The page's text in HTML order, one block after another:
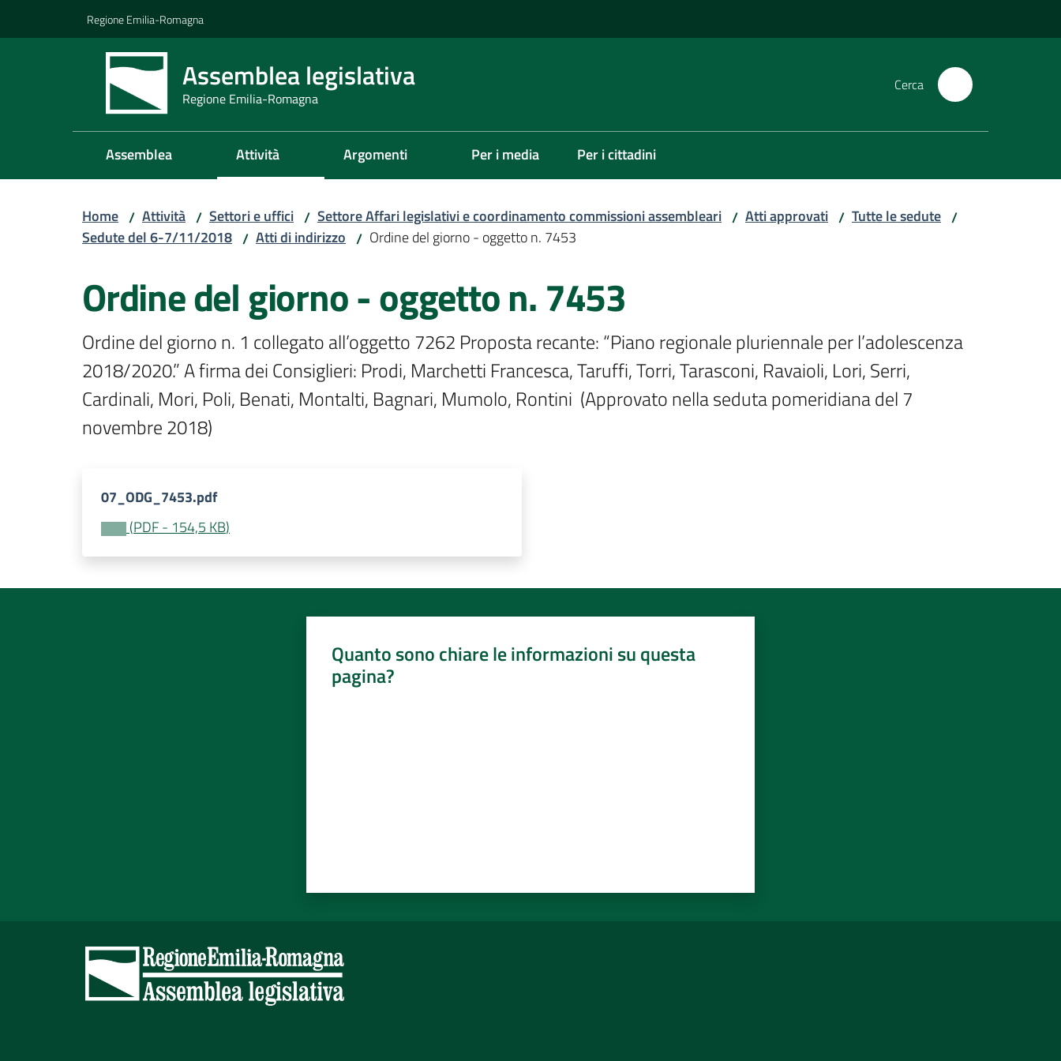
Regione Emilia-Romagna
Assemblea legislativa
Regione Emilia-Romagna
Cerca
Assemblea Attività Argomenti Per i media Per i cittadini
Home / Attività / Settori e uffici / Settore Affari legislativi e coordinamento commissioni assembleari / Atti approvati / Tutte le sedute /
Sedute del 6-7/11/2018 / Atti di indirizzo / Ordine del giorno - oggetto n. 7453
Ordine del giorno - oggetto n. 7453
Ordine del giorno n. 1 collegato all’oggetto 7262 Proposta recante: “Piano regionale pluriennale per l’adolescenza
2018/2020.” A firma dei Consiglieri: Prodi, Marchetti Francesca, Taruffi, Torri, Tarasconi, Ravaioli, Lori, Serri,
Cardinali, Mori, Poli, Benati, Montalti, Bagnari, Mumolo, Rontini  (Approvato nella seduta pomeridiana del 7
novembre 2018)
07_ODG_7453.pdf
(PDF- 154,5 KB)
Quanto sono chiare le informazioni su questa
pagina?